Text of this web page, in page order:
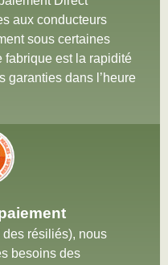
aux conducteurs
sous certaines
fabrique est la rapidité
garanties dans l’heure
résiliés), nous
besoins des